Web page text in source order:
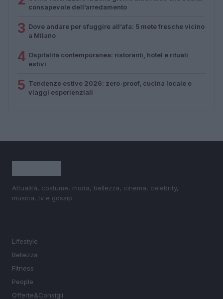
consapevole dell’arredamento
3 Dove andare per sfuggire all’afa: 5 mete fresche vicino
a Milano
4 Ospitalità contemporanea: ristoranti, hotel e rituali
estivi
5 Tendenze estive 2026: zero-proof, cucina locale e
viaggi esperienziali
Attualità, costume, moda, bellezza, cinema, celebrity,
musica, tv e gossip.
Lifestyle
Bellezza
Fitness
People
Offerte&Consigli